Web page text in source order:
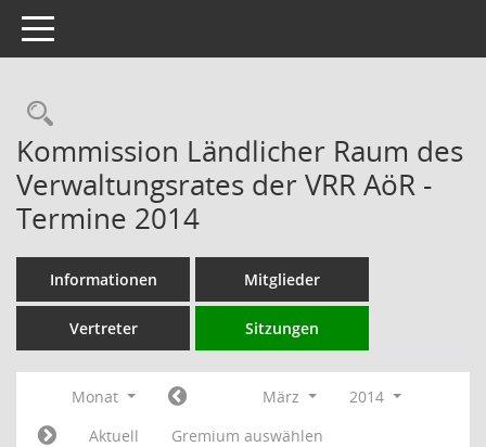
Toggle navigation
Rechercheauswahl
Kommission Ländlicher Raum des
Verwaltungsrates der VRR AöR -
Termine 2014
Informationen Mitglieder
Vertreter Sitzungen
Monat März
2014
Aktuell
Gremium auswählen